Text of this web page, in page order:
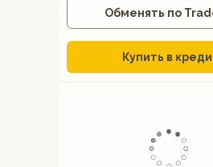
Обменять по
Купить в